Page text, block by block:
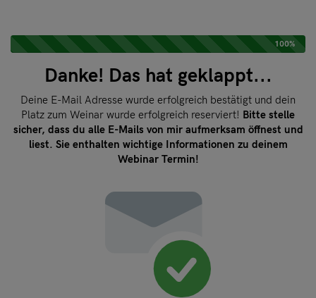
100%
Danke! Das hat geklappt...
Deine E-Mail Adresse wurde erfolgreich bestätigt und dein
Platz zum Weinar wurde erfolgreich reserviert! Bitte stelle
sicher, dass du alle E-Mails von mir aufmerksam öffnest und
liest. Sie enthalten wichtige Informationen zu deinem
Webinar Termin!